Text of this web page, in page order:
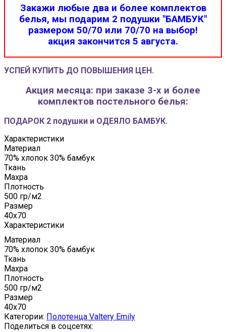
Закажи любые два и более комплектов
белья, мы подарим 2 подушки "БАМБУК"
размером 50/70 или 70/70 на выбор!
акция закончится 5 августа.
УСПЕЙ КУПИТЬ ДО ПОВЫШЕНИЯ ЦЕН.
Акция месяца: при заказе 3-х и более
комплектов постельного белья:
ПОДАРОК 2 подушки и ОДЕЯЛО БАМБУК.
Характеристики
Материал
70% хлопок 30% бамбук
Ткань
Махра
Плотность
500 гр/м2
Размер
40x70
Характеристики
Материал
70% хлопок 30% бамбук
Ткань
Махра
Плотность
500 гр/м2
Размер
40x70
Категории: Полотенца Valtery Emily
Поделиться в соцсетях: